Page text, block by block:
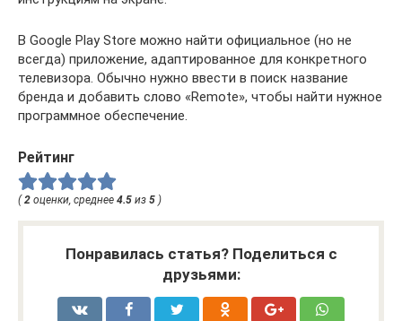
В Google Play Store можно найти официальное (но не
всегда) приложение, адаптированное для конкретного
телевизора. Обычно нужно ввести в поиск название
бренда и добавить слово «Remote», чтобы найти нужное
программное обеспечение.
Рейтинг
( 2 оценки, среднее 4.5 из 5 )
Понравилась статья? Поделиться с
друзьями: